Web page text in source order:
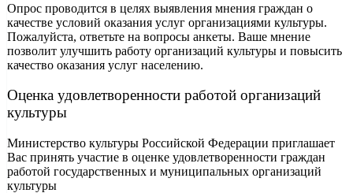
Опрос проводится в целях выявления мнения граждан о
качестве условий оказания услуг организациями культуры.
Пожалуйста, ответьте на вопросы анкеты. Ваше мнение
позволит улучшить работу организаций культуры и повысить
качество оказания услуг населению.
Оценка удовлетворенности работой организаций
культуры
Министерство культуры Российской Федерации приглашает
Вас принять участие в оценке удовлетворенности граждан
работой государственных и муниципальных организаций
культуры